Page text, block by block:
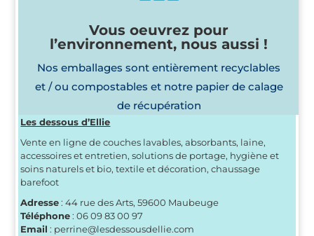
Vous oeuvrez pour
l’environnement, nous aussi !
Nos emballages sont entièrement recyclables
et / ou compostables et notre papier de calage
de récupération
Les dessous d’Ellie
Vente en ligne de couches lavables, absorbants, laine,
accessoires et entretien, solutions de portage, hygiène et
soins naturels et bio, textile et décoration, chaussage
barefoot
Adresse: 44 rue des Arts, 59600 Maubeuge
Téléphone: 06 09 83 00 97
Email : perrine@lesdessousdellie.com